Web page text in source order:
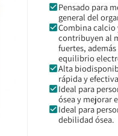
Pensado para
general del
Combina calcio
contribuyen al
fuertes,
equilibrio
Alta
rápida y
Ideal para
ósea y mejorar
Ideal para
debilidad ósea.